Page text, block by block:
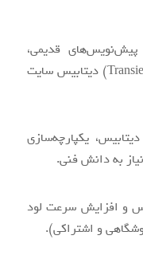
پیش‌نویس‌های قدیمی،
کامنت‌های اسپم و داده‌های موقت (Transients) دیتابیس سایت
یکپارچه‌سازی
به دانش فنی.
و افزایش سرعت لود
و اشتراکی).